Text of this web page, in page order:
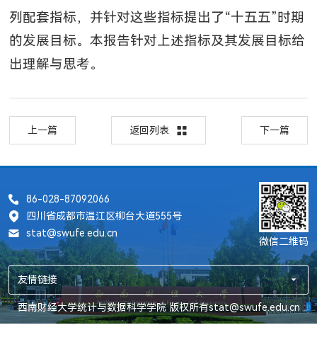
列配套指标，并针对这些指标提出了“十五五”时期
的发展目标。本报告针对上述指标及其发展目标给
出理解与思考。
上一篇 返回列表 下一篇
86-028-87092066
四川省成都市温江区柳台大道555号
stat@swufe.edu.cn
微信二维码
友情链接
西南财经大学统计与数据科学学院 版权所有stat@swufe.edu.cn